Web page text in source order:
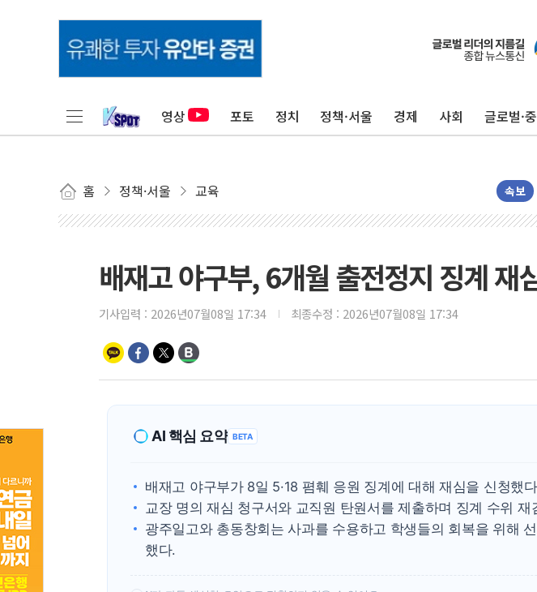
영상 포토 정치 정책·서울 경제 사회 글로벌·
홈 정책·서울 교육 속보
배재고 야구부, 6개월 출전정지 징계 재
기사입력 : 2026년07월08일 17:34 최종수정 : 2026년07월08일 17:34
AI 핵심 요약 BETA
배재고 야구부가 8일 5·18 폄훼 응원 징계에 대해 재심을 신청했
교장 명의 재심 청구서와 교직원 탄원서를 제출하며 징계 수위 재
광주일고와 총동창회는 사과를 수용하고 학생들의 회복을 위해
했다.